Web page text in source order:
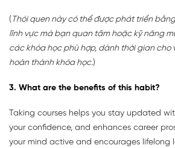
( Thói quen này có thể được phát triển
lĩnh vực mà bạn quan tâm hoặc kỹ năng
các khóa học phù hợp, dành thời gian cho
hoàn thành khóa học.)
3. What are the benefits of this habit?
Taking courses helps you stay updated
your confidence, and enhances career
your mind active and encourages lifelong